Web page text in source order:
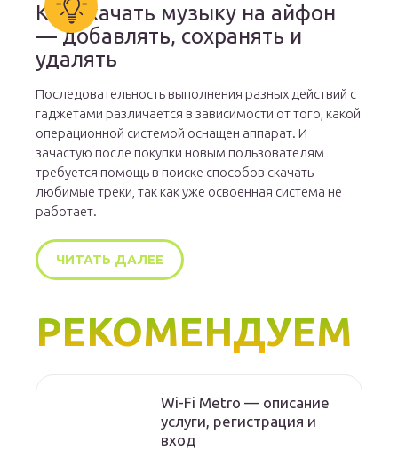
Как скачать музыку на айфон
— добавлять, сохранять и
удалять
Последовательность выполнения разных действий с
гаджетами различается в зависимости от того, какой
операционной системой оснащен аппарат. И
зачастую после покупки новым пользователям
требуется помощь в поиске способов скачать
любимые треки, так как уже освоенная система не
работает.
ЧИТАТЬ ДАЛЕЕ
РЕКОМЕНДУЕМ
Wi-Fi Metro — описание
услуги, регистрация и
вход